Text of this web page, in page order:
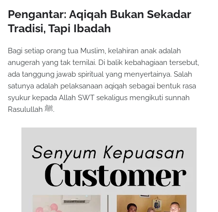
Pengantar: Aqiqah Bukan Sekadar
Tradisi, Tapi Ibadah
Bagi setiap orang tua Muslim, kelahiran anak adalah
anugerah yang tak ternilai. Di balik kebahagiaan tersebut,
ada tanggung jawab spiritual yang menyertainya. Salah
satunya adalah pelaksanaan aqiqah sebagai bentuk rasa
syukur kepada Allah SWT sekaligus mengikuti sunnah
Rasulullah ﷺ.